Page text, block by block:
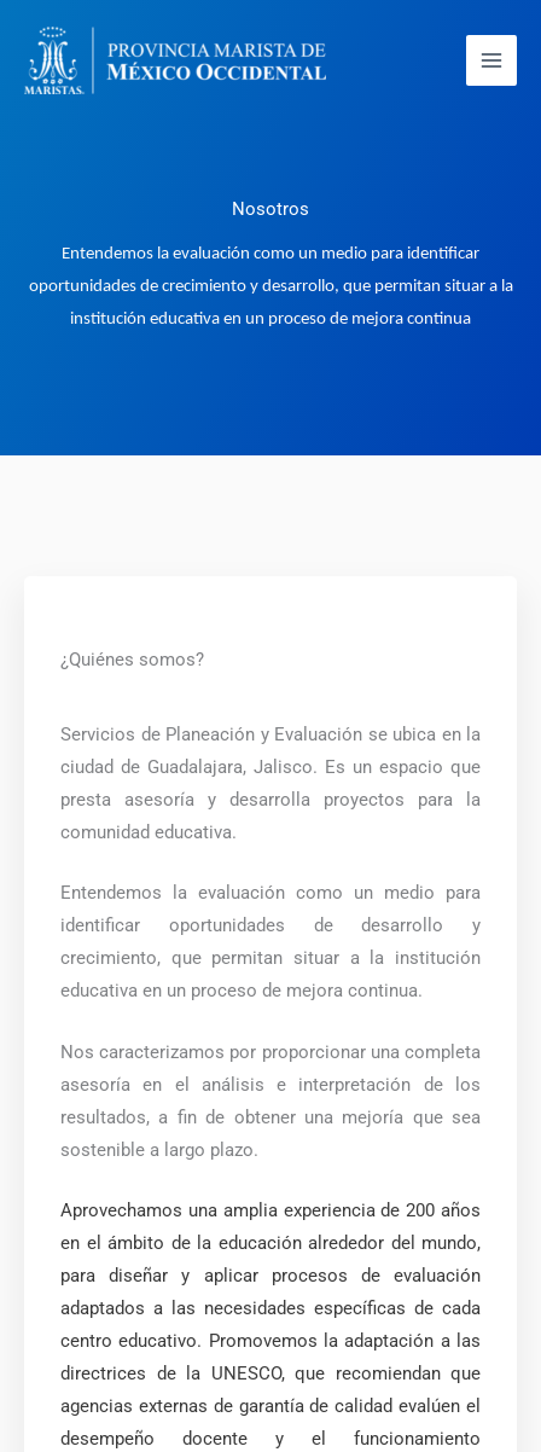
contenido
Nosotros
Entendemos la evaluación como un medio para identificar
oportunidades de crecimiento y desarrollo, que permitan situar a la
institución educativa en un proceso de mejora continua
¿Quiénes somos?
Servicios de Planeación y Evaluación se ubica en la
ciudad de Guadalajara, Jalisco. Es un espacio que
presta asesoría y desarrolla proyectos para la
comunidad educativa.
Entendemos la evaluación como un medio para
identificar oportunidades de desarrollo y
crecimiento, que permitan situar a la institución
educativa en un proceso de mejora continua.
Nos caracterizamos por proporcionar una completa
asesoría en el análisis e interpretación de los
resultados, a fin de obtener una mejoría que sea
sostenible a largo plazo.
Aprovechamos una amplia experiencia de 200 años
en el ámbito de la educación alrededor del mundo,
para diseñar y aplicar procesos de evaluación
adaptados a las necesidades específicas de cada
centro educativo. Promovemos la adaptación a las
directrices de la UNESCO, que recomiendan que
agencias externas de garantía de calidad evalúen el
desempeño docente y el funcionamiento